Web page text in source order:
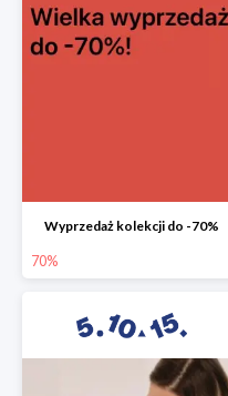
Wyprzedaż kolekcji do -70%
70%